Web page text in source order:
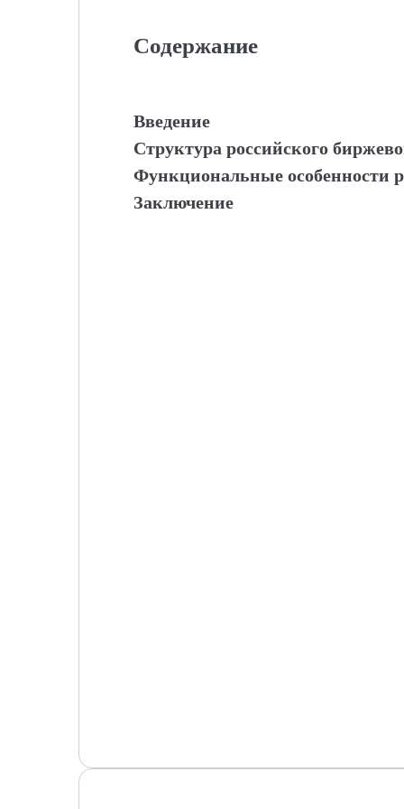
Содержание
Введение
Структура российского
Функциональные особенности
Заключение